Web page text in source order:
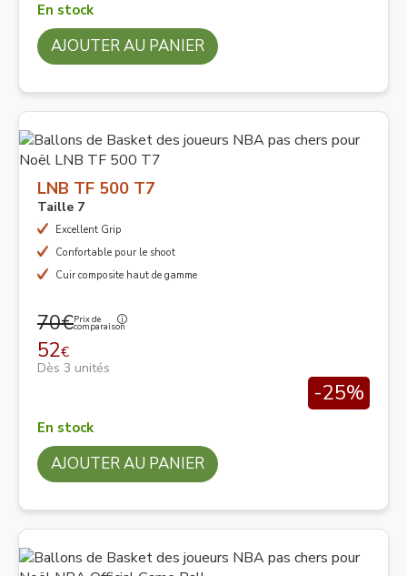
En stock
AJOUTER AU PANIER
LNB TF 500 T7
Taille 7
Excellent Grip
Confortable pour le shoot
Cuir composite haut de gamme
70€Prix de
comparaison
52€
Dès 3 unités
-25%
En stock
AJOUTER AU PANIER